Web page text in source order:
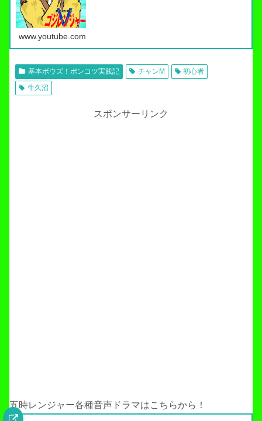
www.youtube.com
基本ボウズ！ポンコツ実践記 チャンM
初心者
牛久沼
スポンサーリンク
五時レンジャー各種音声ドラマはこちらから！